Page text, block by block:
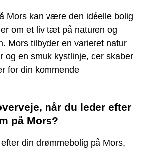
Mors kan være den idéelle bolig
om et liv tæt på naturen og
Mors tilbyder en varieret natur
og en smuk kystlinje, der skaber
for din kommende
når du leder efter
på Mors?
din drømmebolig på Mors,